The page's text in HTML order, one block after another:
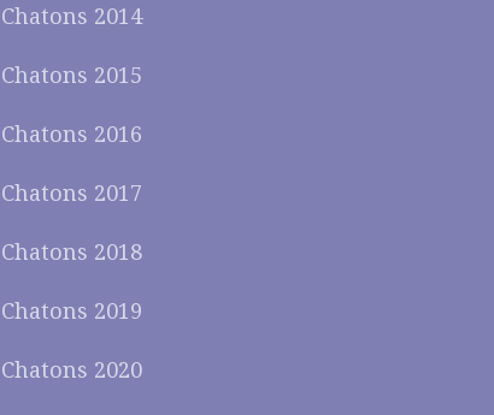
Chatons 2014
Chatons 2015
Chatons 2016
Chatons 2017
Chatons 2018
Chatons 2019
Chatons 2020